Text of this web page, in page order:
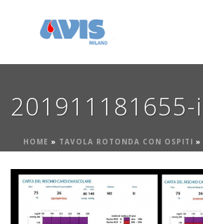
HOME » TAVOLA ROTONDA CON OSPITI »